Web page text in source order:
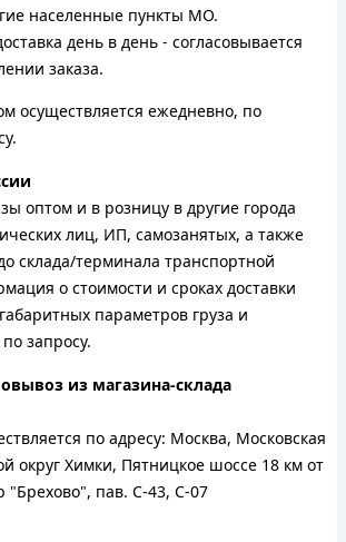
населенные пункты МО.
день в день - согласовывается
заказа.
осуществляется ежедневно, по
оптом и в розницу в другие города
лиц, ИП, самозанятых, а также
склада/терминала транспортной
о стоимости и сроках доставки
параметров груза и
запросу.
из магазина-склада
по адресу: Москва, Московская
округ Химки, Пятницкое шоссе 18 км от
пав. С-43, С-07